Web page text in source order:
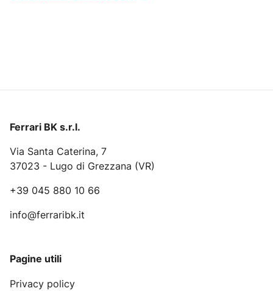
Ferrari BK s.r.l.
Via Santa Caterina, 7
37023 - Lugo di Grezzana (VR)
+39 045 880 10 66
info@ferraribk.it
Pagine utili
Privacy policy